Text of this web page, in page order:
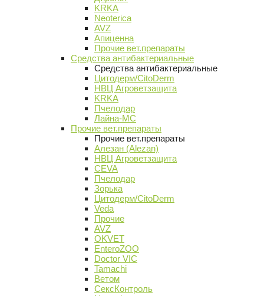
KRKA
Neoterica
AVZ
Апиценна
Прочие вет.препараты
Средства антибактериальные
Средства антибактериальные
Цитодерм/CitoDerm
НВЦ Агроветзащита
KRKA
Пчелодар
Лайна-МС
Прочие вет.препараты
Прочие вет.препараты
Алезан (Alezan)
НВЦ Агроветзащита
CEVA
Пчелодар
Зорька
Цитодерм/CitoDerm
Veda
Прочие
AVZ
OKVET
EnteroZOO
Doctor VIC
Tamachi
Ветом
СексКонтроль